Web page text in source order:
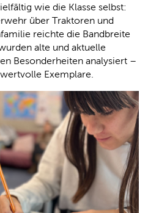
wie die Klasse selbst:
über Traktoren und
reichte die Bandbreite
alte und aktuelle
Besonderheiten analysiert –
Exemplare.